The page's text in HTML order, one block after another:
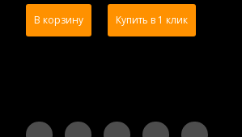
В корзину Купить в 1 клик